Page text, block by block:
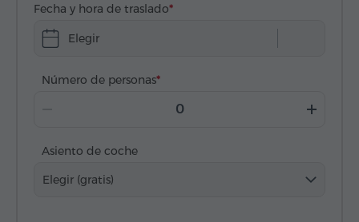
Fecha y hora de traslado
Elegir
Número de personas
Asiento de coche
Elegir (gratis)